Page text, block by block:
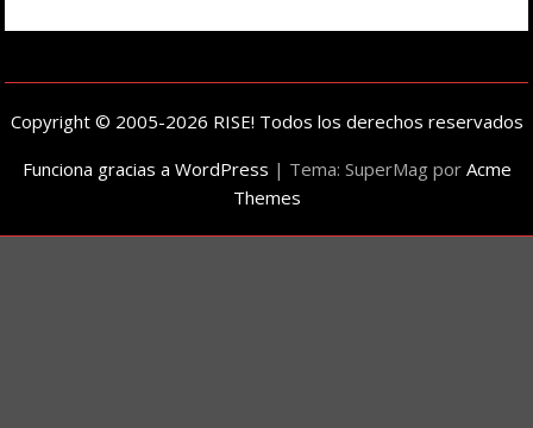
Copyright © 2005-2026 RISE! Todos los derechos reservados
Funciona gracias a WordPress | Tema: SuperMag por Acme
Themes